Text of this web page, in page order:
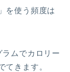
を使う頻度は
ムでカロリー
てきます。